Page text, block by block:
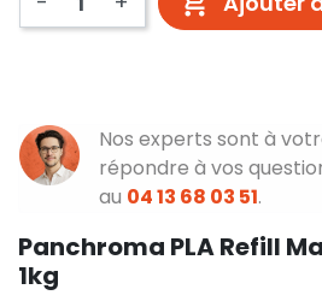
Nos experts sont à
répondre à vos
au 04 13 68 03 51.
Panchroma PLA Refill
1kg